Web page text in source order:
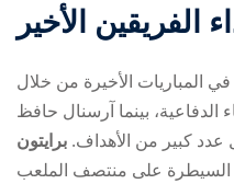
الفريقين الأخير
المباريات الأخيرة من خلال
بينما آرسنال حافظ
كبير من الأهداف. برايتون
على منتصف الملعب